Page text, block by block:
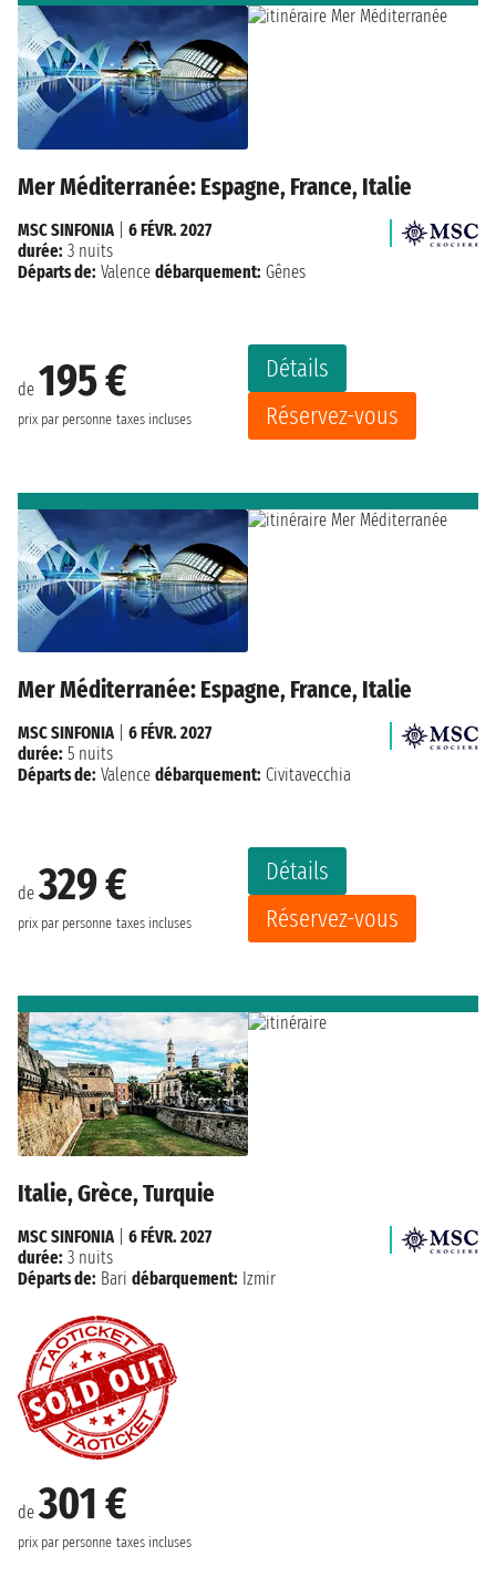
Mer Méditerranée: Espagne, France, Italie
de 195 €
prix par personne taxes incluses
Détails
Réservez-vous
MSC SINFONIA| 6 FÉVR. 2027
durée: 3 nuits
Départs de: Valence débarquement: Gênes
Mer Méditerranée: Espagne, France, Italie
de329 €
prix par personne taxes incluses
Détails
Réservez-vous
MSC SINFONIA| 6 FÉVR. 2027
durée: 5 nuits
Départs de: Valence débarquement: Civitavecchia
Italie, Grèce, Turquie
de301 €
prix par personne taxes incluses
MSC SINFONIA| 6 FÉVR. 2027
durée: 3 nuits
Départs de: Bari débarquement: Izmir